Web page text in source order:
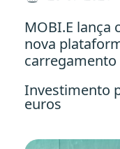
MOBI.E lança
nova
carregamento
Investimento
euros